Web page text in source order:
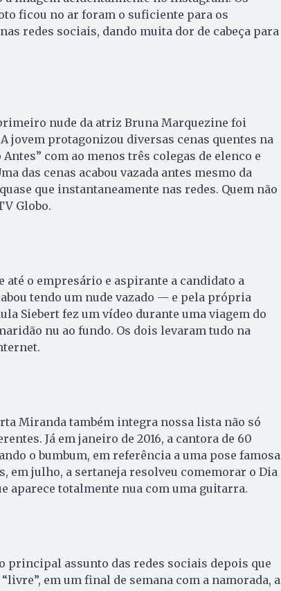
ficou no ar foram o suficiente para os
redes sociais, dando muita dor de cabeça para
nude da atriz Bruna Marquezine foi
jovem protagonizou diversas cenas quentes na
com ao menos três colegas de elenco e
das cenas acabou vazada antes mesmo da
que instantaneamente nas redes. Quem não
Globo.
até o empresário e aspirante a candidato a
tendo um nude vazado — e pela própria
Siebert fez um vídeo durante uma viagem do
nu ao fundo. Os dois levaram tudo na
Miranda também integra nossa lista não só
Já em janeiro de 2016, a cantora de 60
o bumbum, em referência a uma pose famosa
em julho, a sertaneja resolveu comemorar o Dia
aparece totalmente nua com uma guitarra.
principal assunto das redes sociais depois que
em um final de semana com a namorada, a